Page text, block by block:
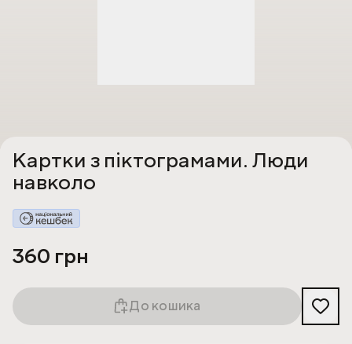
Картки з піктограмами. Люди
навколо
360 грн
До кошика